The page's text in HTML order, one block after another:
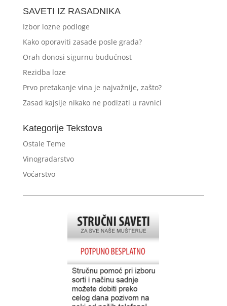
SAVETI IZ RASADNIKA
Izbor lozne podloge
Kako oporaviti zasade posle grada?
Orah donosi sigurnu budućnost
Rezidba loze
Prvo pretakanje vina je najvažnije, zašto?
Zasad kajsije nikako ne podizati u ravnici
Kategorije Tekstova
Ostale Teme
Vinogradarstvo
Voćarstvo